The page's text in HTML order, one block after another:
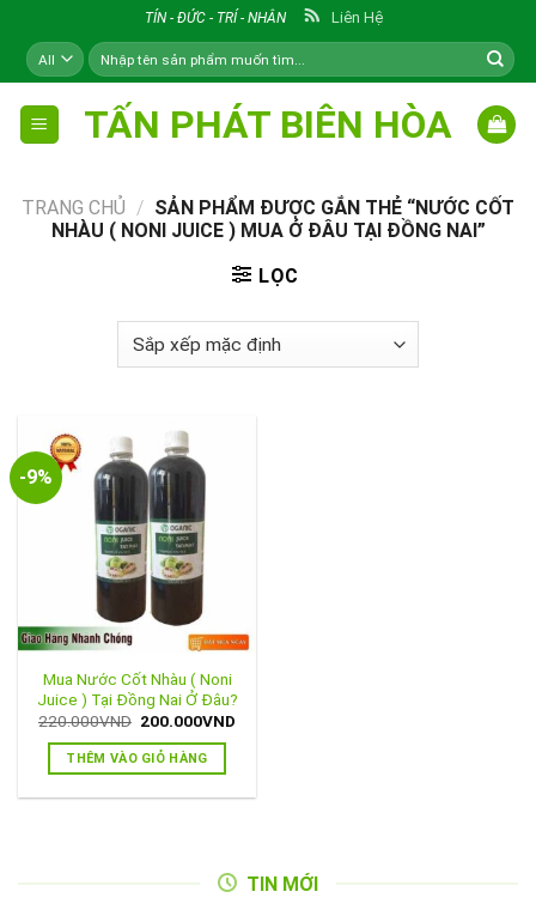
content
TÍN - ĐỨC - TRÍ - NHÂN Liên Hệ
Tìm
kiếm:
TẤN PHÁT BIÊN HÒA
TRANG CHỦ / SẢN PHẨM ĐƯỢC GẮN THẺ “NƯỚC CỐT
NHÀU ( NONI JUICE ) MUA Ở ĐÂU TẠI ĐỒNG NAI”
LỌC
-9%
Mua Nước Cốt Nhàu ( Noni
Juice ) Tại Đồng Nai Ở Đâu?
220.000VND Giá
là:
220.000VND.
200.000VND
THÊM VÀO GIỎ HÀNG
TIN MỚI